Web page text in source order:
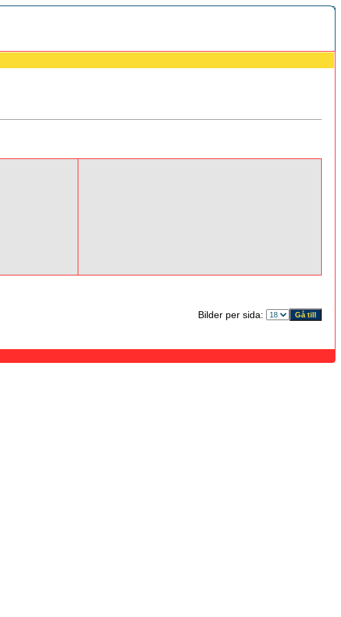
Bilder per sida: